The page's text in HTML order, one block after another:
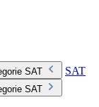
SAT SAT
SAT